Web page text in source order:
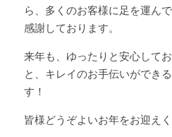
ら、多くのお客様に足を運ん
感謝しております。
来年も、ゆったりと安心して
と、キレイのお手伝いができ
す！
皆様どうぞよいお年をお迎えく